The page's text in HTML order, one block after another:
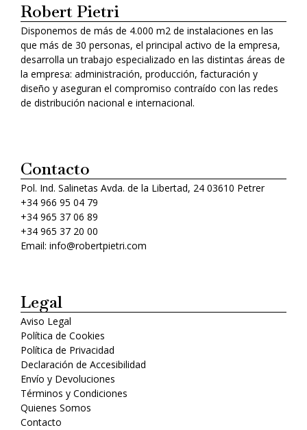
Robert Pietri
Disponemos de más de 4.000 m2 de instalaciones en las
que más de 30 personas, el principal activo de la empresa,
desarrolla un trabajo especializado en las distintas áreas de
la empresa: administración, producción, facturación y
diseño y aseguran el compromiso contraído con las redes
de distribución nacional e internacional.
Contacto
Pol. Ind. Salinetas Avda. de la Libertad, 24 03610 Petrer
+34 966 95 04 79
+34 965 37 06 89
+34 965 37 20 00
Email: info@robertpietri.com
Legal
Aviso Legal
Política de Cookies
Política de Privacidad
Declaración de Accesibilidad
Envío y Devoluciones
Términos y Condiciones
Quienes Somos
Contacto